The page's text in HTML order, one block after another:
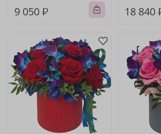
9 050 ₽ 18 840